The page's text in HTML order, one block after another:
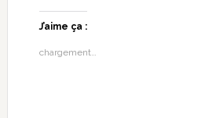
J’aime ça :
chargement…